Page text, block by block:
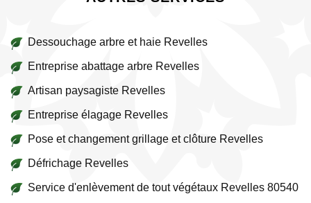
Dessouchage arbre et haie Revelles
Entreprise abattage arbre Revelles
Artisan paysagiste Revelles
Entreprise élagage Revelles
Pose et changement grillage et clôture Revelles
Défrichage Revelles
Service d'enlèvement de tout végétaux Revelles 80540